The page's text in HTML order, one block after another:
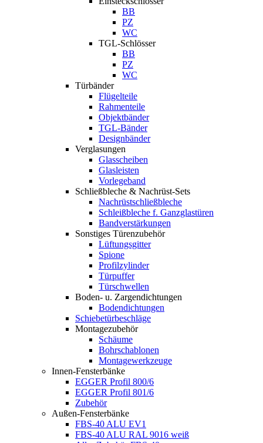
BB
PZ
WC
TGL-Schlösser
BB
PZ
WC
Türbänder
Flügelteile
Rahmenteile
Objektbänder
TGL-Bänder
Designbänder
Verglasungen
Glasscheiben
Glasleisten
Vorlegeband
Schließbleche & Nachrüst-Sets
Nachrüstschließbleche
Schleißbleche f. Ganzglastüren
Bandverstärkungen
Sonstiges Türenzubehör
Lüftungsgitter
Spione
Profilzylinder
Türpuffer
Türschwellen
Boden- u. Zargendichtungen
Bodendichtungen
Schiebetürbeschläge
Montagezubehör
Schäume
Bohrschablonen
Montagewerkzeuge
Innen-Fensterbänke
EGGER Profil 800/6
EGGER Profil 801/6
Zubehör
Außen-Fensterbänke
FBS-40 ALU EV1
FBS-40 ALU RAL 9016 weiß